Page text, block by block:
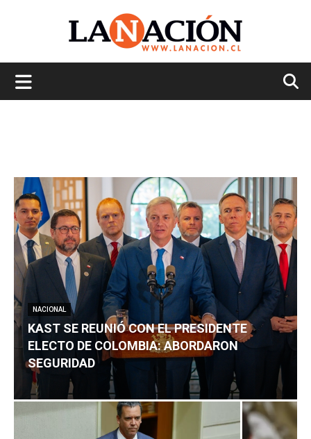
NACIONAL
KAST SE REUNIÓ CON EL PRESIDENTE
ELECTO DE COLOMBIA: ABORDARON
SEGURIDAD